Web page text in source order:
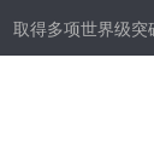
世界级突破